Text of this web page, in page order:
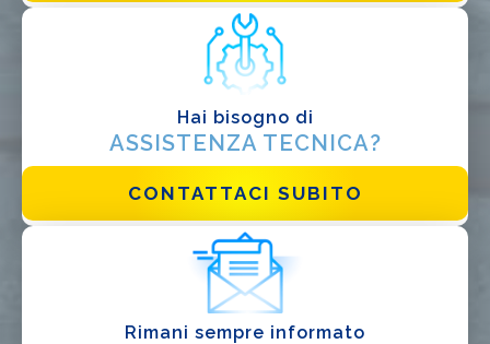
Hai bisogno di
ASSISTENZA TECNICA?
CONTATTACI SUBITO
Rimani sempre informato
Altro
Privacy Policy*